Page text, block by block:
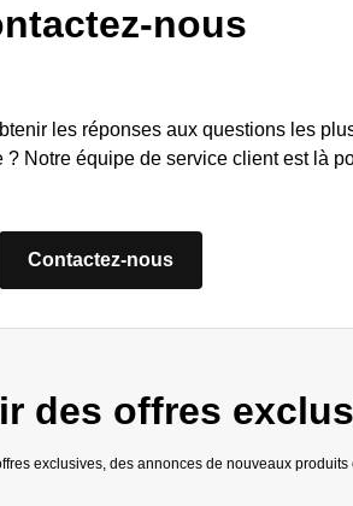
nous
les réponses aux questions les
Notre équipe de service client est là
Contactez-nous
des offres
exclusives, des annonces de nouveaux